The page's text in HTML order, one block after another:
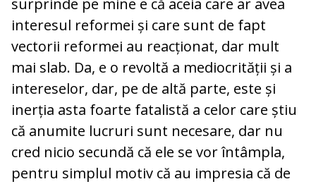
surprinde pe mine e că aceia care ar avea
interesul reformei și care sunt de fapt
vectorii reformei au reacționat, dar mult
mai slab. Da, e o revoltă a mediocrității și a
intereselor, dar, pe de altă parte, este și
inerția asta foarte fatalistă a celor care știu
că anumite lucruri sunt necesare, dar nu
cred nicio secundă că ele se vor întâmpla,
pentru simplul motiv că au impresia că de